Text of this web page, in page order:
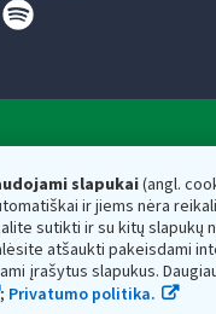
slapukai(angl.
ir jiems nėra
sutikti ir su kitų slapukų
atšaukti pakeisdami
įrašytus slapukus.
; Privatumo politika.
ministerijos
asmens kodas —
osios g. 14, 01107 Vilnius,
dėžutės adresas
mokesčių inspekciją prie
ministerijos kaupiami ir